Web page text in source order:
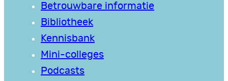
Betrouwbare informatie
Bibliotheek
Kennisbank
Mini-colleges
Podcasts